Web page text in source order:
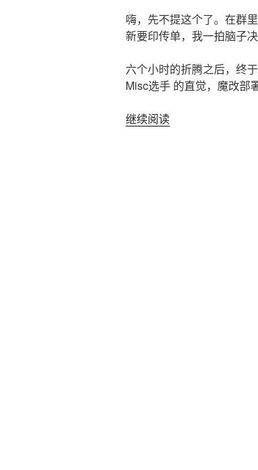
嗨，先不提这个了。在群
新要印传单，我一拍脑子
六个小时的折腾之后，终于
Misc选手 的直觉，魔改部
继续阅读“年